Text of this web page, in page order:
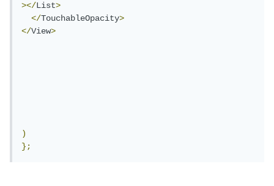
></List>
</TouchableOpacity>
</View>
)
};